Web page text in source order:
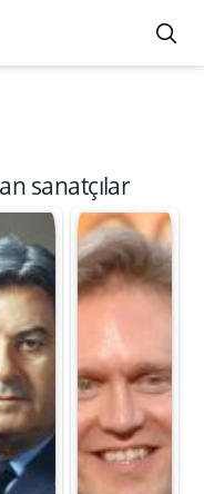
sanatçılar